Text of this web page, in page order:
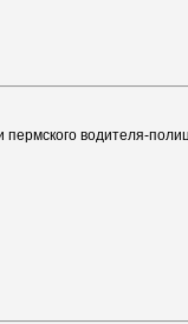
пермского водителя-